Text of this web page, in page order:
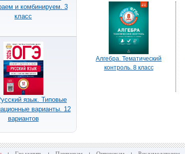
и комбинируем. 3
класс
язык. Типовые
варианты. 12
вариантов
Алгебра. Тематический
контроль. 8 класс